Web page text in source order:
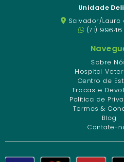
Unidade
Salvador/Lauro
(71)
Sobre
Hospital
Centro de
Trocas e
Política de
Termos &
Blog
Contate-